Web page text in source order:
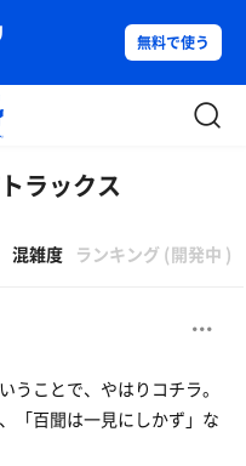
無料で使う
ラックス
混雑度 ランキング (開発中 )
うことで、やはりコチラ。
「百聞は一見にしかず」な